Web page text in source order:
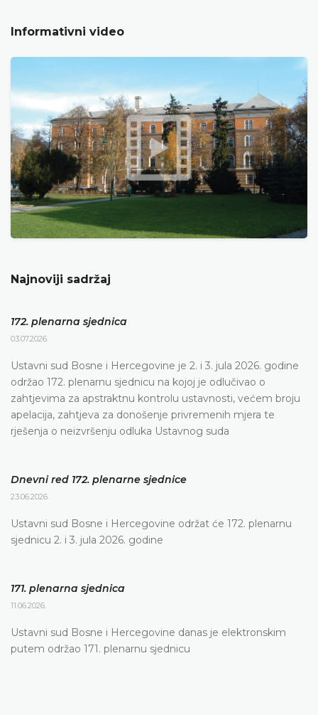
Informativni video
Najnoviji sadržaj
172. plenarna sjednica
03.07.2026.
Ustavni sud Bosne i Hercegovine je 2. i 3. jula 2026. godine
održao 172. plenarnu sjednicu na kojoj je odlučivao o
zahtjevima za apstraktnu kontrolu ustavnosti, većem broju
apelacija, zahtjeva za donošenje privremenih mjera te
rješenja o neizvršenju odluka Ustavnog suda
Dnevni red 172. plenarne sjednice
23.06.2026.
Ustavni sud Bosne i Hercegovine održat će 172. plenarnu
sjednicu 2. i 3. jula 2026. godine
171. plenarna sjednica
11.06.2026.
Ustavni sud Bosne i Hercegovine danas je elektronskim
putem održao 171. plenarnu sjednicu